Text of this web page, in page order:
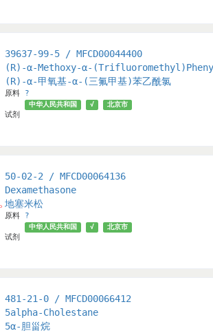
39637-99-5 / MFCD00044400
(R)-α-Methoxy-α-
(R)-α-甲氧基-α-(三氟甲基)苯乙酰氯
原料 ?
试剂
中华人民共和国 √ 北京市
50-02-2 / MFCD00064136
Dexamethasone
地塞米松
原料 ?
试剂
中华人民共和国 √ 北京市
481-21-0 / MFCD00066412
5alpha-Cholestane
5α-胆甾烷